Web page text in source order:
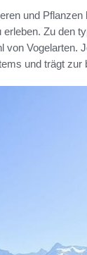
und
Zu den
Vogelarten.
und trägt zur